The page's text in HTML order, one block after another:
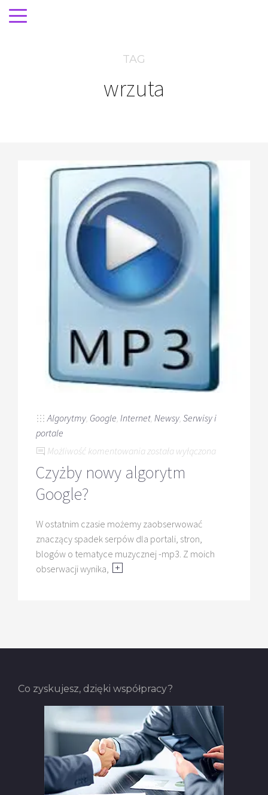
TAG
wrzuta
Algorytmy, Google, Internet, Newsy, Serwisy i
portale
Możliwość komentowania Czyżby
algorytm
została wyłączona
Czyżby nowy algorytm
Google?
W ostatnim czasie możemy zaobserwować
znaczący spadek serpów dla portali, stron,
blogów o tematyce muzycznej -mp3. Z moich
obserwacji wynika,
Co zyskujesz, dzięki współpracy?